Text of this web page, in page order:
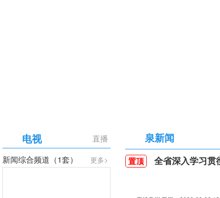
直播
电视
更多>
新闻综合频道（1套）
泉新闻
置顶 全省深入学习贯彻习